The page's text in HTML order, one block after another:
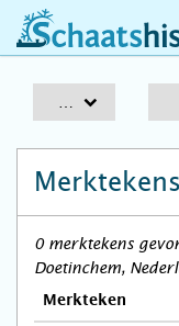
Merktekens
0 merktekens
Doetinchem,
Merkteken